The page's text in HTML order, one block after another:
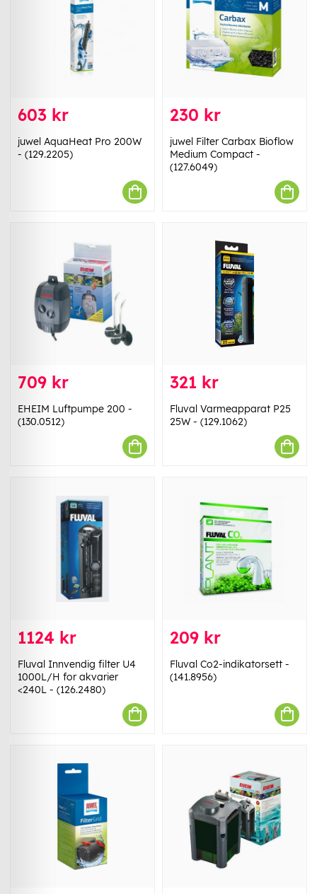
603 kr
juwel AquaHeat Pro 200W
- (129.2205)
230 kr
juwel Filter Carbax Bioflow
Medium Compact -
(127.6049)
709 kr
EHEIM Luftpumpe 200 -
(130.0512)
321 kr
Fluval Varmeapparat P25
25W - (129.1062)
1124 kr
Fluval Innvendig filter U4
1000L/H for akvarier
<240L - (126.2480)
209 kr
Fluval Co2-indikatorsett -
(141.8956)